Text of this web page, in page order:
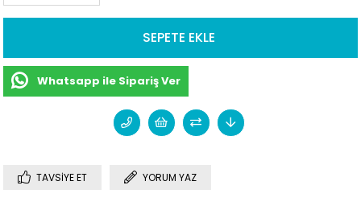
Whatsapp ile Sipariş Ver
TAVSIYE ET YORUM YAZ